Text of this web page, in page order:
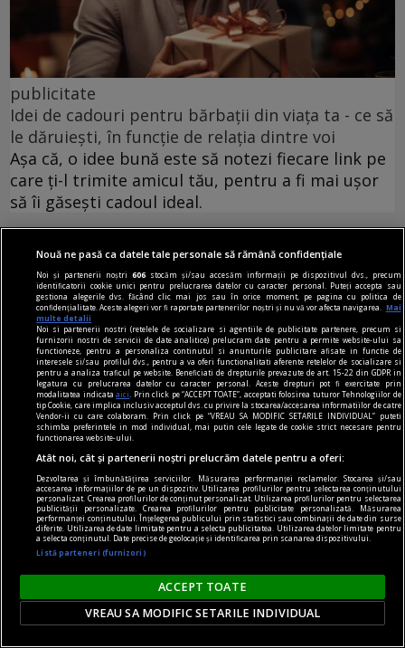
publicitate
Idei de cadouri pentru bărbații din viața ta - ce să
le dăruiești, în funcție de relația dintre voi
Așa că, o idee bună este să notezi fiecare link pe
care ți-l trimite amicul tău, pentru a fi mai ușor
să îi găsești cadoul ideal.
publicitate
Aproximativ 33% dintre parfumurile masculine
sînt folosite de femei! Ce ingrediente au astfel de
parfumuri?
pentru bărbați, care au note unice, catifelate,
arome de vanilie și alte condimente minunate.
Nouă ne pasă ca datele tale personale să rămână confidențiale
Noi și partenerii noștri606 stocăm și/sau accesăm informații pe dispozitivul dvs., precum
identificatorii cookie unici pentru prelucrarea datelor cu caracter personal. Puteți accepta sau
gestiona alegerile dvs. făcând clic mai jos sau în orice moment, pe pagina cu politica de
confidențialitate. Aceste alegeri vor fi raportate partenerilor noștri și nu vă vor afecta navigarea.
Mai
multe detalii
Noi si partenerii nostri (retelele de socializare si agentiile de publicitate partenere, precum si
furnizorii nostri de servicii de date analitice) prelucram date pentru a permite website-ului sa
functioneze, pentru a personaliza continutul si anunturile publicitare afisate in functie de
interesele si/sau profilul dvs., pentru a va oferi functionalitati aferente retelelor de socializare si
pentru a analiza traficul pe website. Beneficiati de drepturile prevazute de art. 15-22 din GDPR in
legatura cu prelucrarea datelor cu caracter personal. Aceste drepturi pot fi exercitate prin
modalitatea indicataaici
. Prin click pe “ACCEPT TOATE”, acceptati folosirea tuturor Tehnologiilor de
tip Cookie, care implica inclusiv acceptul dvs. cu privire la stocarea/accesarea informatiilor de catre
Vendor-ii cu care colaboram. Prin click pe “VREAU SA MODIFIC SETARILE INDIVIDUAL” puteti
schimba preferintele in mod individual, mai putin cele legate de cookie strict necesare pentru
functionarea website-ului.
Atât noi, cât și partenerii noștri prelucrăm datele pentru a oferi:
Dezvoltarea și îmbunătățirea serviciilor. Măsurarea performanței reclamelor. Stocarea și/sau
accesarea informațiilor de pe un dispozitiv. Utilizarea profilurilor pentru selectarea conținutului
personalizat. Crearea profilurilor de conținut personalizat. Utilizarea profilurilor pentru selectarea
publicității personalizate. Crearea profilurilor pentru publicitate personalizată. Măsurarea
performanței conținutului. Înțelegerea publicului prin statistici sau combinații de date din surse
diferite. Utilizarea de date limitate pentru a selecta publicitatea. Utilizarea datelor limitate pentru
a selecta conținutul. Date precise de geolocație și identificarea prin scanarea dispozitivului.
Listă parteneri (furnizori)
ACCEPT TOATE
VREAU SA MODIFIC SETARILE INDIVIDUAL